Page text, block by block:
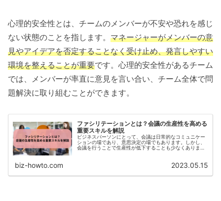
心理的安全性とは、チームのメンバーが不安や恐れを感じ
ない状態のことを指します。 マネージャーがメンバーの意
見やアイデアを否定することなく受け止め、発言しやすい
環境を整えることが重要です。心理的安全性があるチーム
では、メンバーが率直に意見を言い合い、チーム全体で問
題解決に取り組むことができます。
ファシリテーションとは？会議の生産性を高める
重要スキルを解説
ビジネスパーソンにとって、会議は日常的なコミュニケー
ションの場であり、意思決定の場でもあります。しかし、
会議を行うことで生産性が低下することも少なくありませ
biz-howto.com 2023.05.15